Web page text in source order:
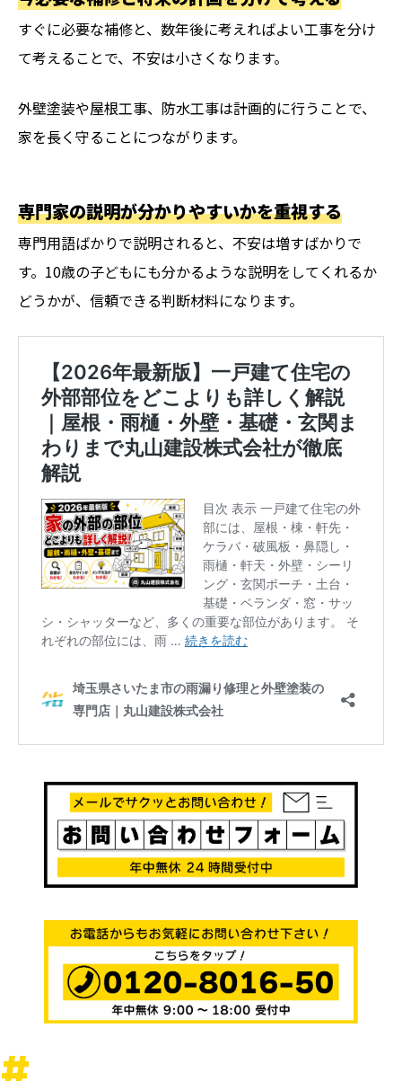
すぐに必要な補修と、数年後に考えればよい工事を分け
て考えることで、不安は小さくなります。
外壁塗装や屋根工事、防水工事は計画的に行うことで、
家を長く守ることにつながります。
専門家の説明が分かりやすいかを重視する
専門用語ばかりで説明されると、不安は増すばかりで
す。10歳の子どもにも分かるような説明をしてくれるか
どうかが、信頼できる判断材料になります。